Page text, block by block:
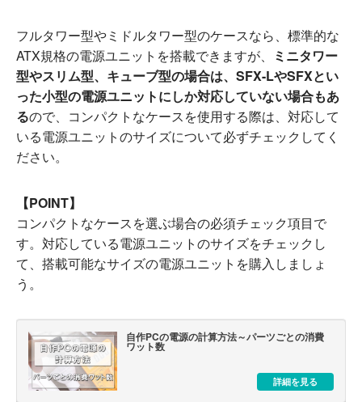
フルタワー型やミドルタワー型のケースなら、標準的な
ATX規格の電源ユニットを搭載できますが、
ミニタワー
型やスリム型、キューブ型の場合は、SFX-LやSFXとい
った小型の電源ユニットにしか対応していない場合もあ
るので、コンパクトなケースを使用する際は、対応して
いる電源ユニットのサイズについて必ずチェックしてく
ださい。
【POINT】
コンパクトなケースを選ぶ場合の必須チェック項目で
す。対応している電源ユニットのサイズをチェックし
て、搭載可能なサイズの電源ユニットを購入しましょ
う。
自作PCの電源の計算方法～パーツごとの消費
ワット数
詳細を見る